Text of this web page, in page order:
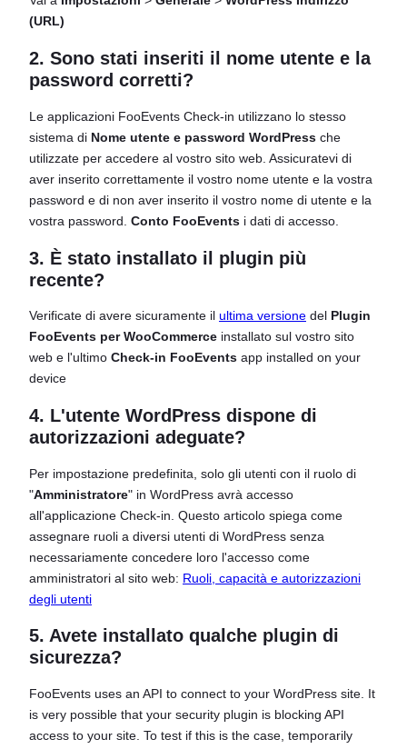
(URL)
2. Sono stati inseriti il nome utente e la
password corretti?
Le applicazioni FooEvents Check-in utilizzano lo stesso
sistema di Nome utente e password WordPress che
utilizzate per accedere al vostro sito web. Assicuratevi di
aver inserito correttamente il vostro nome utente e la vostra
password e di non aver inserito il vostro nome di utente e la
vostra password. Conto FooEvents i dati di accesso.
3. È stato installato il plugin più
recente?
Verificate di avere sicuramente il ultima versione del Plugin
FooEvents per WooCommerce installato sul vostro sito
web e l'ultimo Check-in FooEvents app installed on your
device
4. L'utente WordPress dispone di
autorizzazioni adeguate?
Per impostazione predefinita, solo gli utenti con il ruolo di
"Amministratore" in WordPress avrà accesso
all'applicazione Check-in. Questo articolo spiega come
assegnare ruoli a diversi utenti di WordPress senza
necessariamente concedere loro l'accesso come
amministratori al sito web: Ruoli, capacità e autorizzazioni
degli utenti
5. Avete installato qualche plugin di
sicurezza?
FooEvents uses an API to connect to your WordPress site. It
is very possible that your security plugin is blocking API
access to your site. To test if this is the case, temporarily